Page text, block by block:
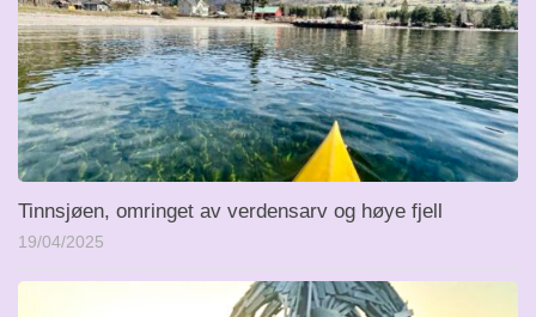
Tinnsjøen, omringet av verdensarv og høye fjell
19/04/2025